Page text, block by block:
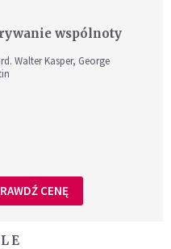
wspólnoty
Walter Kasper, George
CENĘ